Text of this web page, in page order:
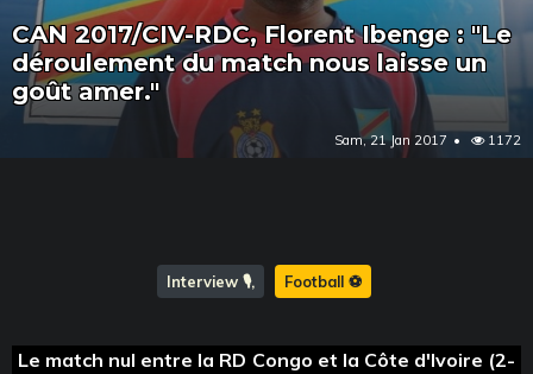
CAN 2017/CIV-RDC, Florent Ibenge : "Le
déroulement du match nous laisse un
goût amer."
Sam, 21 Jan 2017 1172
Interview 🎙️ Football ⚽️
Le match nul entre la RD Congo et la Côte d'Ivoire (2-